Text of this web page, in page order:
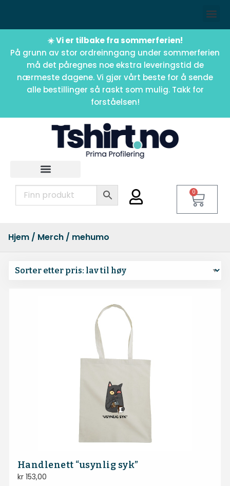
☀️ Vi er tilbake fra sommerferien!
På grunn av stor ordreinngang under sommerferien
må det påregnes noe ekstra leveringstid de
nærmeste dagene. Vi gjør vårt beste for å sende
alle bestillinger så raskt som mulig. Takk for
forståelsen!
0
Hjem / Merch / mehumor
Handlenett “usynlig syk”
kr153,00